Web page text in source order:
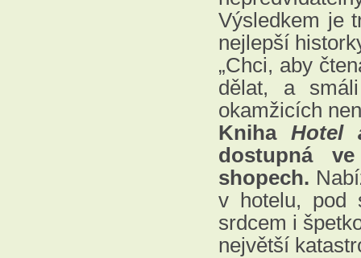
Výsledkem je
nejlepší
„Chci, aby
dělat, a
okamžicích
Kniha Hotel
dostupná
shopech.
v hotelu, pod
srdcem i
největší